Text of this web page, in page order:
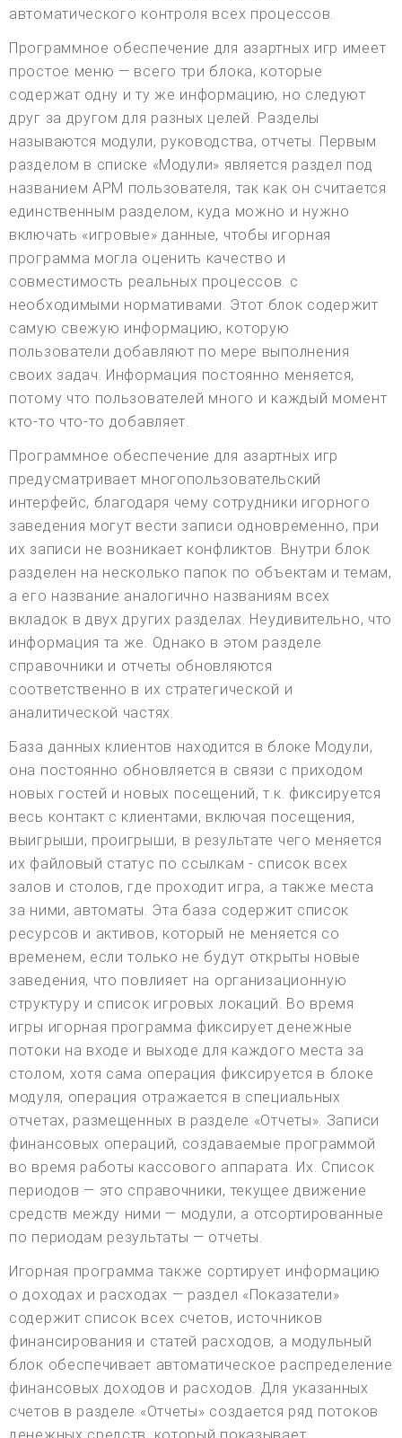
автоматического контроля всех процессов.
Программное обеспечение для азартных игр имеет
простое меню — всего три блока, которые
содержат одну и ту же информацию, но следуют
друг за другом для разных целей. Разделы
называются модули, руководства, отчеты. Первым
разделом в списке «Модули» является раздел под
названием АРМ пользователя, так как он считается
единственным разделом, куда можно и нужно
включать «игровые» данные, чтобы игорная
программа могла оценить качество и
совместимость реальных процессов. с
необходимыми нормативами. Этот блок содержит
самую свежую информацию, которую
пользователи добавляют по мере выполнения
своих задач. Информация постоянно меняется,
потому что пользователей много и каждый момент
кто-то что-то добавляет.
Программное обеспечение для азартных игр
предусматривает многопользовательский
интерфейс, благодаря чему сотрудники игорного
заведения могут вести записи одновременно, при
их записи не возникает конфликтов. Внутри блок
разделен на несколько папок по объектам и темам,
а его название аналогично названиям всех
вкладок в двух других разделах. Неудивительно, что
информация та же. Однако в этом разделе
справочники и отчеты обновляются
соответственно в их стратегической и
аналитической частях.
База данных клиентов находится в блоке Модули,
она постоянно обновляется в связи с приходом
новых гостей и новых посещений, т.к. фиксируется
весь контакт с клиентами, включая посещения,
выигрыши, проигрыши, в результате чего меняется
их файловый статус по ссылкам - список всех
залов и столов, где проходит игра, а также места
за ними, автоматы. Эта база содержит список
ресурсов и активов, который не меняется со
временем, если только не будут открыты новые
заведения, что повлияет на организационную
структуру и список игровых локаций. Во время
игры игорная программа фиксирует денежные
потоки на входе и выходе для каждого места за
столом, хотя сама операция фиксируется в блоке
модуля, операция отражается в специальных
отчетах, размещенных в разделе «Отчеты». Записи
финансовых операций, создаваемые программой
во время работы кассового аппарата. Их. Список
периодов — это справочники, текущее движение
средств между ними — модули, а отсортированные
по периодам результаты — отчеты.
Игорная программа также сортирует информацию
о доходах и расходах — раздел «Показатели»
содержит список всех счетов, источников
финансирования и статей расходов, а модульный
блок обеспечивает автоматическое распределение
финансовых доходов и расходов. Для указанных
счетов в разделе «Отчеты» создается ряд потоков